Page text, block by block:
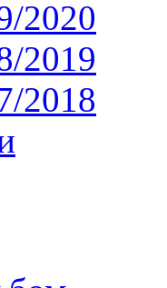
2020
2019
2018